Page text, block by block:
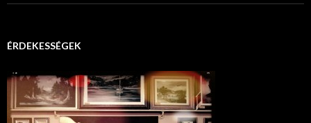
ÉRDEKESSÉGEK